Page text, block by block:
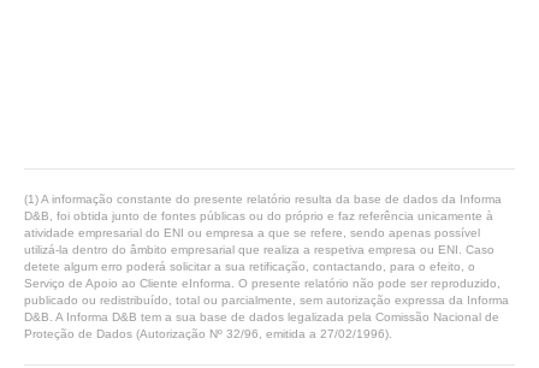
(1) A informação constante do presente relatório resulta da base de dados da Informa
D&B, foi obtida junto de fontes públicas ou do próprio e faz referência unicamente à
atividade empresarial do ENI ou empresa a que se refere, sendo apenas possível
utilizá-la dentro do âmbito empresarial que realiza a respetiva empresa ou ENI. Caso
detete algum erro poderá solicitar a sua retificação, contactando, para o efeito, o
Serviço de Apoio ao Cliente eInforma. O presente relatório não pode ser reproduzido,
publicado ou redistribuído, total ou parcialmente, sem autorização expressa da Informa
D&B. A Informa D&B tem a sua base de dados legalizada pela Comissão Nacional de
Proteção de Dados (Autorização Nº 32/96, emitida a 27/02/1996).